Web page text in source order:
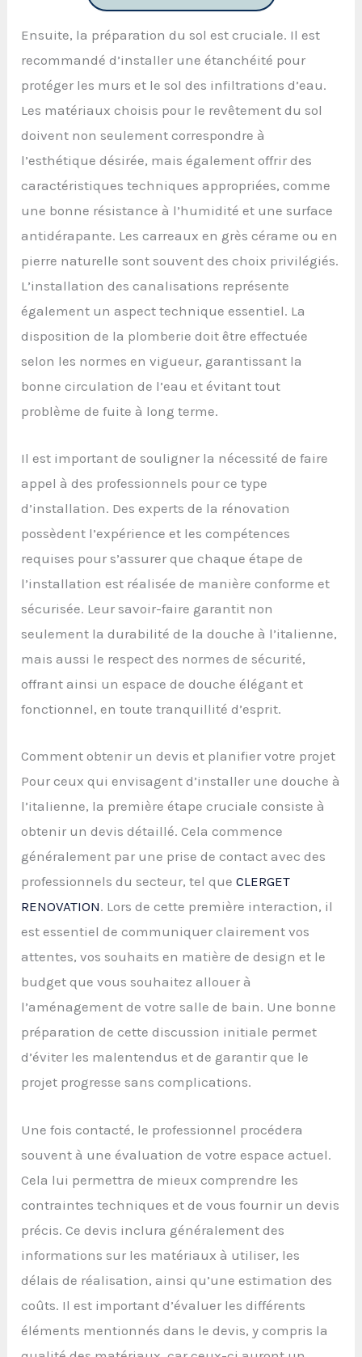
Ensuite, la préparation du sol est cruciale. Il est
recommandé d’installer une étanchéité pour
protéger les murs et le sol des infiltrations d’eau.
Les matériaux choisis pour le revêtement du sol
doivent non seulement correspondre à
l’esthétique désirée, mais également offrir des
caractéristiques techniques appropriées, comme
une bonne résistance à l’humidité et une surface
antidérapante. Les carreaux en grès cérame ou en
pierre naturelle sont souvent des choix privilégiés.
L’installation des canalisations représente
également un aspect technique essentiel. La
disposition de la plomberie doit être effectuée
selon les normes en vigueur, garantissant la
bonne circulation de l’eau et évitant tout
problème de fuite à long terme.
Il est important de souligner la nécessité de faire
appel à des professionnels pour ce type
d’installation. Des experts de la rénovation
possèdent l’expérience et les compétences
requises pour s’assurer que chaque étape de
l’installation est réalisée de manière conforme et
sécurisée. Leur savoir-faire garantit non
seulement la durabilité de la douche à l’italienne,
mais aussi le respect des normes de sécurité,
offrant ainsi un espace de douche élégant et
fonctionnel, en toute tranquillité d’esprit.
Comment obtenir un devis et planifier votre projet
Pour ceux qui envisagent d’installer une douche à
l’italienne, la première étape cruciale consiste à
obtenir un devis détaillé. Cela commence
généralement par une prise de contact avec des
professionnels du secteur, tel queCLERGET
RENOVATION. Lors de cette première interaction, il
est essentiel de communiquer clairement vos
attentes, vos souhaits en matière de design et le
budget que vous souhaitez allouer à
l’aménagement de votre salle de bain. Une bonne
préparation de cette discussion initiale permet
d’éviter les malentendus et de garantir que le
projet progresse sans complications.
Une fois contacté, le professionnel procédera
souvent à une évaluation de votre espace actuel.
Cela lui permettra de mieux comprendre les
contraintes techniques et de vous fournir un devis
précis. Ce devis inclura généralement des
informations sur les matériaux à utiliser, les
délais de réalisation, ainsi qu’une estimation des
coûts. Il est important d’évaluer les différents
éléments mentionnés dans le devis, y compris la